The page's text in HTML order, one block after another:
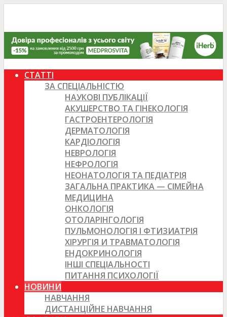
СТАТТІ
ЗА СПЕЦІАЛЬНІСТЮ
НАУКОВІ ПУБЛІКАЦІЇ
АКУШЕРСТВО ТА ГІНЕКОЛОГІЯ
ГАСТРОЕНТЕРОЛОГІЯ
ДЕРМАТОЛОГІЯ
КАРДІОЛОГІЯ
НЕВРОЛОГІЯ
НЕФРОЛОГІЯ
НЕОНАТОЛОГІЯ ТА ПЕДІАТРІЯ
ЗАГАЛЬНА ПРАКТИКА — СІМЕЙНА
МЕДИЦИНА
ОНКОЛОГІЯ
ОТОЛАРІНГОЛОГІЯ
ПУЛЬМОНОЛОГІЯ І ФТИЗИАТРІЯ
ХІРУРГІЯ И ТРАВМАТОЛОГІЯ
ЕНДОКРИНОЛОГІЯ
ІНШІ СПЕЦІАЛЬНОСТІ
ПИТАННЯ ПСИХОЛОГІЇ
НОВИНИ
НАВЧАННЯ
ДИСТАНЦІЙНЕ НАВЧАННЯ